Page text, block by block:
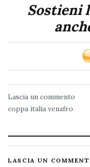
Sostieni
Lascia un commento
coppa italia venafro
LASCIA UN